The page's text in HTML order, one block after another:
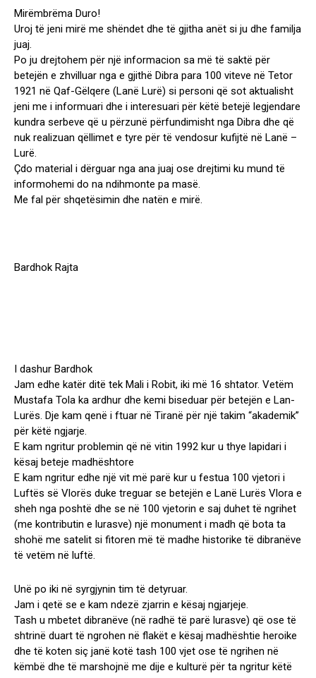
Mirëmbrëma Duro!
Uroj të jeni mirë me shëndet dhe të gjitha anët si ju dhe familja
juaj.
Po ju drejtohem për një informacion sa më të saktë për
betejën e zhvilluar nga e gjithë Dibra para 100 viteve në Tetor
1921 në Qaf-Gëlqere (Lanë Lurë) si personi që sot aktualisht
jeni me i informuari dhe i interesuari për këtë betejë legjendare
kundra serbeve që u përzunë përfundimisht nga Dibra dhe që
nuk realizuan qëllimet e tyre për të vendosur kufijtë në Lanë –
Lurë.
Çdo material i dërguar nga ana juaj ose drejtimi ku mund të
informohemi do na ndihmonte pa masë.
Me fal për shqetësimin dhe natën e mirë.
Bardhok Rajta
I dashur Bardhok
Jam edhe katër ditë tek Mali i Robit, iki më 16 shtator. Vetëm
Mustafa Tola ka ardhur dhe kemi biseduar për betejën e Lan-
Lurës. Dje kam qenë i ftuar në Tiranë për një takim “akademik”
për këtë ngjarje.
E kam ngritur problemin që në vitin 1992 kur u thye lapidari i
kësaj beteje madhështore
E kam ngritur edhe një vit më parë kur u festua 100 vjetori i
Luftës së Vlorës duke treguar se betejën e Lanë Lurës Vlora e
sheh nga poshtë dhe se në 100 vjetorin e saj duhet të ngrihet
(me kontributin e lurasve) një monument i madh që bota ta
shohë me satelit si fitoren më të madhe historike të dibranëve
të vetëm në luftë.
Unë po iki në syrgjynin tim të detyruar.
Jam i qetë se e kam ndezë zjarrin e kësaj ngjarjeje.
Tash u mbetet dibranëve (në radhë të parë lurasve) që ose të
shtrinë duart të ngrohen në flakët e kësaj madhështie heroike
dhe të koten siç janë kotë tash 100 vjet ose të ngrihen në
këmbë dhe të marshojnë me dije e kulturë për ta ngritur këtë